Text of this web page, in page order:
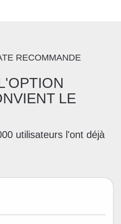
RECOMMANDE
LE
utilisateurs l'ont déjà